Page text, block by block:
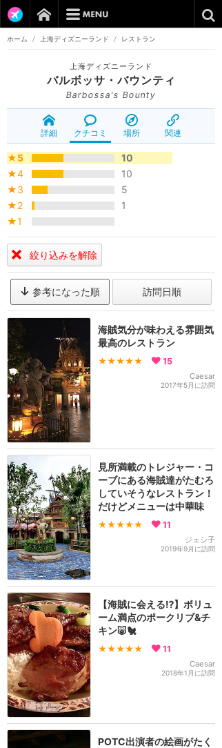
ホーム / 上海ディズニーランド / レストラン
上海ディズニーランド
バルボッサ・バウンティ
Barbossa's Bounty
詳細 クチコミ 場所 関連
★5
10
★4
10
★3
5
★2
1
★1
絞り込みを解除
参考になった順 訪問日順
海賊気分が味わえる雰囲気
最高のレストラン
★★★★★ 15
Caesar
2017年5月に訪問
見所満載のトレジャー・コ
ーブにある海賊達がたむろ
していそうなレストラン！
だけどメニューは中華味
★★★★★ 11
ジェシ子
2019年9月に訪問
【海賊に会える⁉️】ボリュ
ーム満点のポークリブ&チ
キン🐷🐔
★★★★★ 11
Caesar
2018年1月に訪問
POTC出演者の絵画がたく